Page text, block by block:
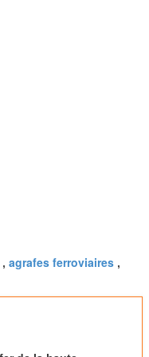
, agrafes ferroviaires ,